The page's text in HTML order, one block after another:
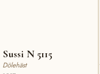
Sussi N 5115
Dölehäst